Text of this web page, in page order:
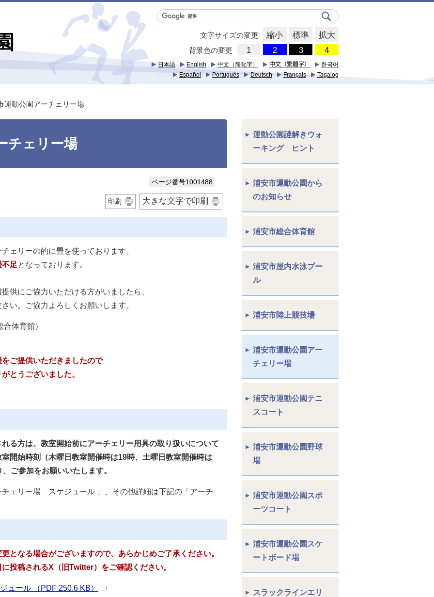
文字サイズの変更 縮小 標準 拡大
背景色の変更
日本語 English 中文（简化字） 中文（繁體字）
한국어
Español
Português Deutsch Français Tagalog
運動公園アーチェリー場
チェリー場
ページ番号1001488
印刷 大きな文字で印刷
ェリーの的に畳を使っております。
不足となっております。
供にご協力いただける方がいましたら、
い。ご協力よろしくお願いします。
体育館）
ご提供いただきましたので
とうございました。
る方は、教室開始前にアーチェリー用具の取り扱いについて
開始時刻（木曜日教室開催時は19時、土曜日教室開催時は
ご参加をお願いいたします。
ェリー場 スケジュール 」、その他詳細は下記の「アーチ
となる場合がございますので、あらかじめご了承ください。
投稿されるX（旧Twitter）をご確認ください。
ール （PDF 250.6 KB）
運動公園謎解きウォ
ーキング ヒント
浦安市運動公園から
のお知らせ
浦安市総合体育館
浦安市屋内水泳プー
ル
浦安市陸上競技場
浦安市運動公園アー
チェリー場
浦安市運動公園テニ
スコート
浦安市運動公園野球
場
浦安市運動公園スポ
ーツコート
浦安市運動公園スケ
ートボード場
スラックラインエリ